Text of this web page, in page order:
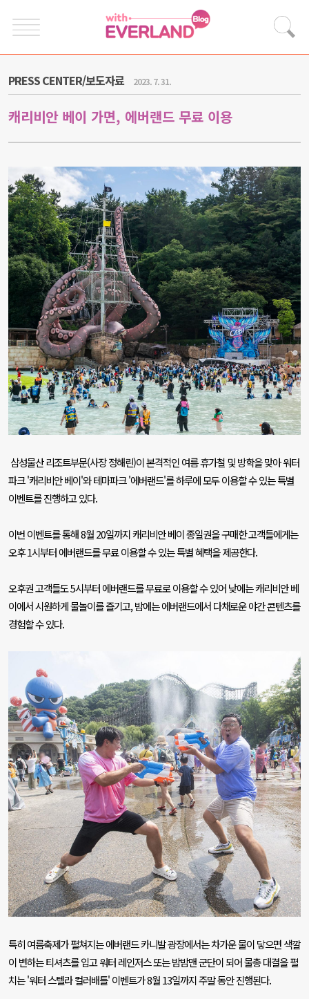
PRESS CENTER/보도자료 2023. 7. 31.
캐리비안 베이 가면, 에버랜드 무료 이용
삼성물산 리조트부문(사장 정해린)이 본격적인 여름 휴가철 및 방학을 맞아 워터
파크'캐리비안 베이'와 테마파크'에버랜드'를 하루에 모두 이용할 수 있는 특별
이벤트를 진행하고 있다.
이번 이벤트를 통해8월20일까지 캐리비안 베이 종일권을 구매한 고객들에게는
오후1시부터 에버랜드를 무료 이용할 수 있는 특별 혜택을 제공한다.
오후권 고객들도5시부터 에버랜드를 무료로 이용할 수 있어 낮에는 캐리비안 베
이에서 시원하게 물놀이를 즐기고,밤에는 에버랜드에서 다채로운 야간 콘텐츠를
경험할 수 있다.
특히 여름축제가 펼쳐지는 에버랜드 카니발 광장에서는 차가운 물이 닿으면 색깔
이 변하는 티셔츠를 입고 워터 레인저스 또는 밤밤맨 군단이 되어 물총 대결을 펼
치는'워터 스텔라 컬러배틀'이벤트가8월13일까지 주말 동안 진행된다.